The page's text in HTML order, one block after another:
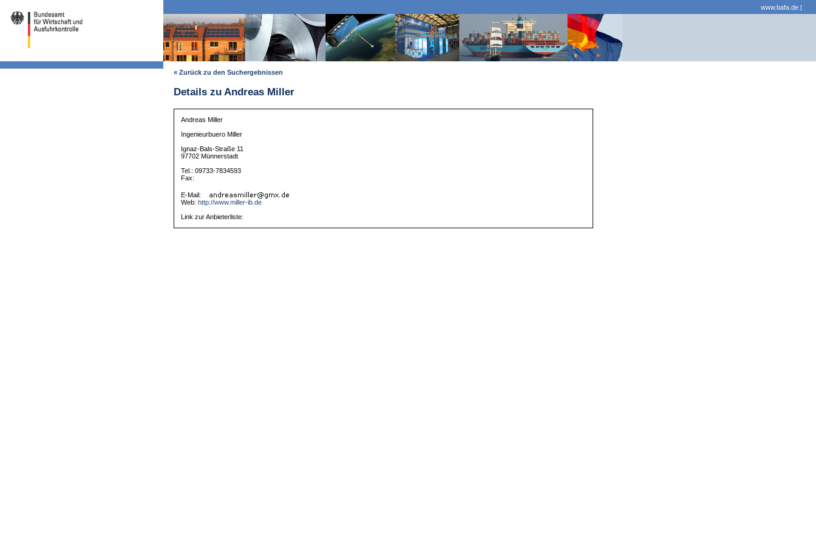
www.bafa.de |
« Zurück zu den Suchergebnissen
Details zu Andreas Miller
Andreas Miller
Ingenieurbuero Miller
Ignaz-Bals-Straße 11
97702 Münnerstadt
Tel.: 09733-7834593
Fax:
E-Mail:
Web: http://www.miller-ib.de
Link zur Anbieterliste: